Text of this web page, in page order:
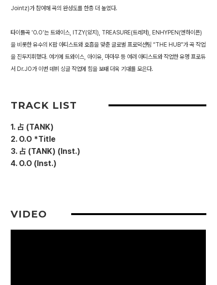
Jointz)가 참여해 곡의 완성도를 한층 더 높였다.
타이틀곡 'O.O'는 트와이스, ITZY(있지), TREASURE(트레저), ENHYPEN(엔하이픈)
을 비롯한 유수의 K팝 아티스트와 호흡을 맞춘 글로벌 프로덕션팀 “THE HUB”가 곡 작업
을 진두지휘했다. 여기에 트와이스, 아이유, 마마무 등 여러 아티스트와 작업한 유명 프로듀
서 Dr.JO가 이번 데뷔 싱글 작업에 힘을 보태 더욱 기대를 모은다.
TRACK LIST
1. 占 (TANK)
2. O.O *Title
3. 占 (TANK) (Inst.)
4. O.O (Inst.)
VIDEO